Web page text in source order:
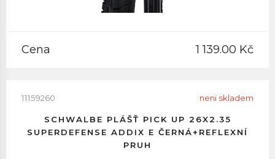
Cena 1 139.00 Kč
11159260 neni skladem
SCHWALBE PLÁŠŤ PICK UP 26X2.35
SUPERDEFENSE ADDIX E ČERNÁ+REFLEXNÍ
PRUH